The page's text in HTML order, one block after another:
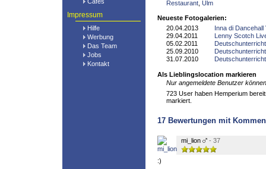
Impressum
Hilfe
Werbung
Das Team
Jobs
Kontakt
Restaurant Ulm
Neueste Fotogalerien:
20.04.2013
Inna di Dancehall
29.04.2011
Lenny Scotch
05.02.2011
Deutschunterricht
25.09.2010
Deutschunterricht
31.07.2010
Deutschunterricht
Als Lieblingslocation markieren
Nur angemeldete Benutzer
723 User haben Hemperium
markiert.
17 Bewertungen mit
mi_lion - 37
:)